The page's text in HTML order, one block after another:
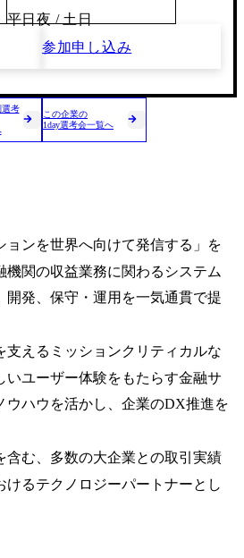
平日夜 / 土日
参加申し込み
選考
この企業の
1day選考会一覧へ
ョンを世界へ向けて発信する」を
機関の収益業務に関わるシステム
開発、保守・運用を一気通貫で提
支えるミッションクリティカルな
いユーザー体験をもたらす金融サ
ウハウを活かし、企業のDX推進を
含む、多数の大企業との取引実績
けるテクノロジーパートナーとし